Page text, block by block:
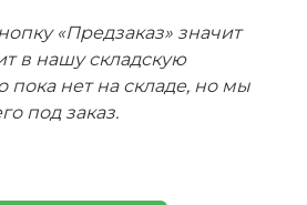
«Предзаказ» значит
в нашу складскую
пока нет на складе, но мы
под заказ.